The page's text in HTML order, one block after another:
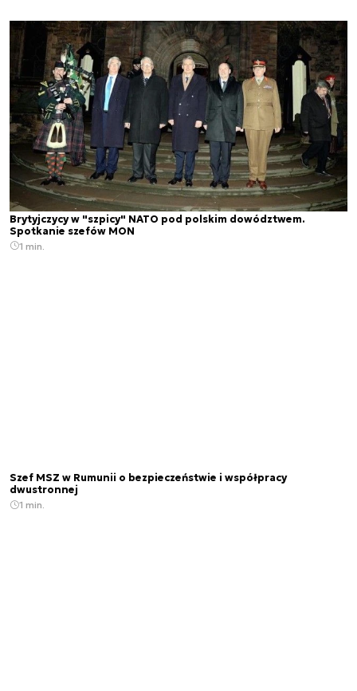
Brytyjczycy w "szpicy" NATO pod polskim dowództwem.
Spotkanie szefów MON
1 min.
Szef MSZ w Rumunii o bezpieczeństwie i współpracy
dwustronnej
1 min.